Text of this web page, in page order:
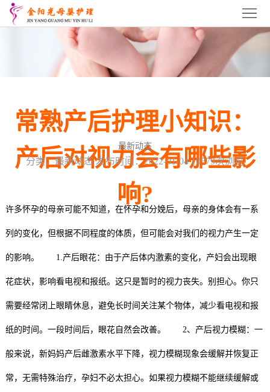
训
师
培
训
乳
师
培
训
产
康
培
训
熟
产
后
修
服
务
项
目
招
商
加
联
常熟产后护理小知识：
产后对视力会有哪些影
响?
最新动态
分类：最新动态 发布时间：2022-01-04 10579次浏览
许多怀孕的母亲可能不知道，在怀孕和分娩后，母亲的身体会有一系
列的变化，但根据不同程度的体质，但可能会对我们的视力产生一定
的影响。 1.产后眼花：由于产后体内激素的变化，产妇会出现眼
花症状，影响看电视和报纸。这只是暂时的视力丧失。别担心。你只
需要经常闭上眼睛休息，避免长时间关注某个物体，减少看电视和报
纸的时间。一段时间后，眼花自然会改善。 2、产后视力模糊：一
般来说，新妈妈产后雌激素水平下降，视力模糊现象会缓解并恢复正
常，无需特殊治疗，孕妇不必太担心。如果视力模糊不能继续缓解或